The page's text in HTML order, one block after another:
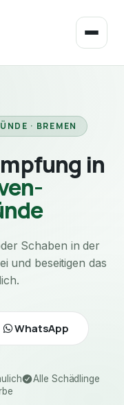
· BREMEN
in
Schaben in der
und beseitigen das
WhatsApp
Alle Schädlinge